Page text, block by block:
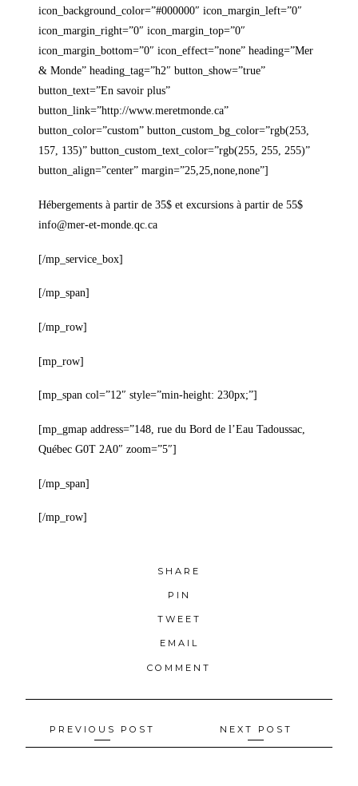
icon_background_color=”#000000″ icon_margin_left=”0″
icon_margin_right=”0″ icon_margin_top=”0″
icon_margin_bottom=”0″ icon_effect=”none” heading=”Mer
& Monde” heading_tag=”h2″ button_show=”true”
button_text=”En savoir plus”
button_link=”http://www.meretmonde.ca”
button_color=”custom” button_custom_bg_color=”rgb(253,
157, 135)” button_custom_text_color=”rgb(255, 255, 255)”
button_align=”center” margin=”25,25,none,none”]
Hébergements à partir de 35$ et excursions à partir de 55$
info@mer-et-monde.qc.ca
[/mp_service_box]
[/mp_span]
[/mp_row]
[mp_row]
[mp_span col=”12″ style=”min-height: 230px;”]
[mp_gmap address=”148, rue du Bord de l’Eau Tadoussac,
Québec G0T 2A0″ zoom=”5″]
[/mp_span]
[/mp_row]
SHARE
PIN
TWEET
EMAIL
COMMENT
Navigation
PREVIOUS POST NEXT POST